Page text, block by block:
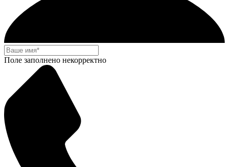
Поле заполнено некорректно